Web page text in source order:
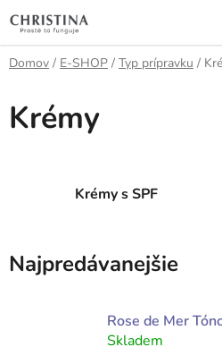
na
obsah
Domov / E-SHOP / Typ prípravku /
Krémy
Krémy s SPF
Najpredávanejšie
Rose de Mer
Skladem